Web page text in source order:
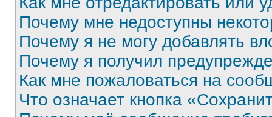
Почему мне недоступны
Почему я не могу добавлять
Почему я получил
Как мне пожаловаться на
Что означает кнопка